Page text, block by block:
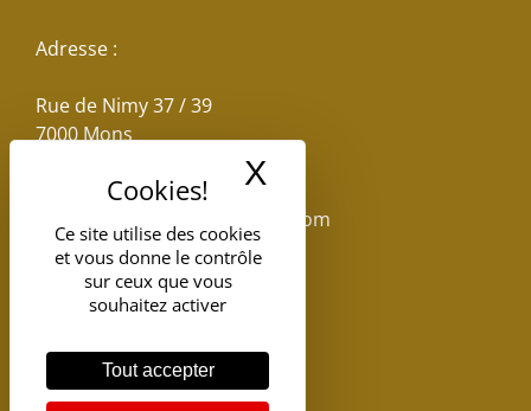
Ce site utilise des cookies
et vous donne le contrôle
sur ceux que vous
souhaitez activer
Tout accepter
X
Adresse :
Rue de Nimy 37 / 39
7000 Mons
reservations.losseau@gmail.com
Tel: +32(0)65.398.880